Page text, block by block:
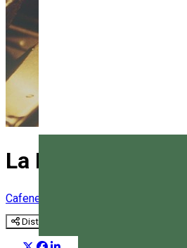
La Rocca Pub&Grill
Cafenea
Distribuie